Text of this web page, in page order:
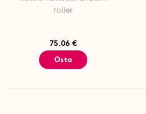
roller
75.06 €
Osta